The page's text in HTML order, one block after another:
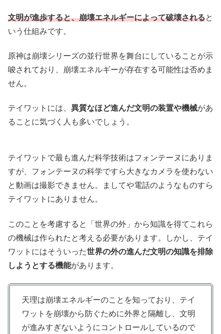
文明が進歩すると、崩壊エネルギーによって破壊されると
いう仕組みです。
原神は崩壊シリーズの並行世界を舞台にしていることが示
唆されており、崩壊エネルギーが存在する可能性は否めま
せん。
テイワットには、 異質なほど進んだ文明の装置や機械があ
ることに気づく人も多いでしょう。
テイワットで最も進んだ科学技術はフォンテーヌにありま
すが、フォンテーヌの科学ですら大きなカメラを使わない
と動画は撮影できません。ましてや電話のようなものすら
テイワットにありません。
このことを考慮すると「世界の外」から知識を得てこれら
の機械は作られたと考える必要があります。しかし、テイ
ワットにはそういった世界の外の進んだ文明の知識を排除
しようとする機能があります。
天理は崩壊エネルギーのことを知っており、テイ
ワットを崩壊から防ぐために外界と隔離し、文明
が進みすぎないようにコントロールしているので